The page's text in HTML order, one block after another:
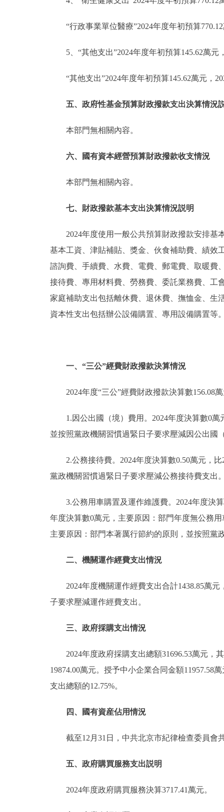
“行政事業單位醫療”2024年度年初預算
5、“其他支出”2024年度年初預算145.62萬
“其他支出”2024年度年初預算145.62萬元，
五、政府性基金預算財政撥款支出決算情況
本部門無相關內容。
六、國有資本經營預算財政撥款收支情況
本部門無相關內容。
七、財政撥款基本支出決算情況説明
2024年度使用一般公共預算財政撥款安排基
基本工資、津貼補貼、獎金、伙食補助費、績效
諮詢費、手續費、水費、電費、郵電費、取暖費
接待費、專用材料費、勞務費、委託業務費、工
家庭補助支出包括離休費、退休費、撫恤金、生
資本性支出包括辦公設備購置、專用設備購置等
一、“三公”經費財政撥款決算情況
2024年度“三公”經費財政撥款決算數156.08
1.因公出國（境）費用。2024年度決算數0
並按照黨政機關習慣過緊日子要求壓減因公出國
2.公務接待費。2024年度決算數0.50萬元，
黨政機關習慣過緊日子要求壓減公務接待費支出
3.公務用車購置及運作維護費。2024年度決
年度決算數0萬元，主要原因：部門年度無公務
主要原因：部門本著厲行節約的原則，並按照黨
二、機關運作經費支出情況
2024年度機關運作經費支出合計1438.85萬
子要求壓減運作經費支出。
三、政府採購支出情況
2024年度政府採購支出總額31696.53萬元，
19874.00萬元。授予中小企業合同金額11957.58
支出總額的12.75%。
四、國有資産佔用情況
截至12月31日，中共北京市紀律檢查委員會
五、政府購買服務支出説明
2024年度政府購買服務決算3717.41萬元。